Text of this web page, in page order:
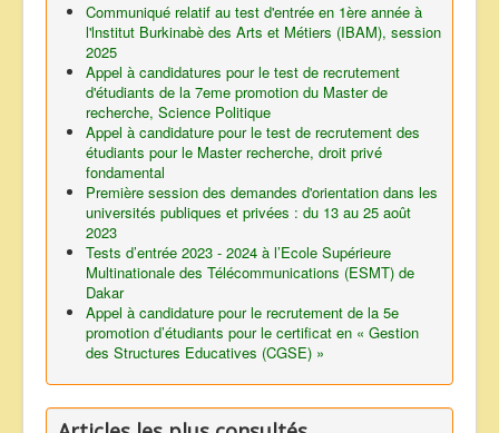
Communiqué relatif au test d'entrée en 1ère année à
l'lnstitut Burkinabè des Arts et Métiers (IBAM), session
2025
Appel à candidatures pour le test de recrutement
d'étudiants de la 7eme promotion du Master de
recherche, Science Politique
Appel à candidature pour le test de recrutement des
étudiants pour le Master recherche, droit privé
fondamental
Première session des demandes d'orientation dans les
universités publiques et privées : du 13 au 25 août
2023
Tests d’entrée 2023 - 2024 à l’Ecole Supérieure
Multinationale des Télécommunications (ESMT) de
Dakar
Appel à candidature pour le recrutement de la 5e
promotion d’étudiants pour le certificat en « Gestion
des Structures Educatives (CGSE) »